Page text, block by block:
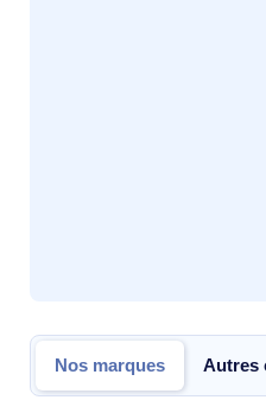
Nos marques Autres